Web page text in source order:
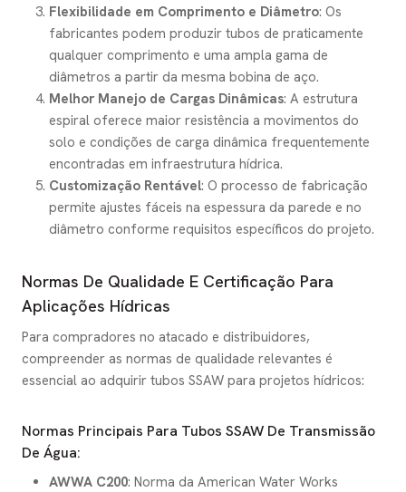
Flexibilidade em Comprimento e Diâmetro: Os
fabricantes podem produzir tubos de praticamente
qualquer comprimento e uma ampla gama de
diâmetros a partir da mesma bobina de aço.
Melhor Manejo de Cargas Dinâmicas: A estrutura
espiral oferece maior resistência a movimentos do
solo e condições de carga dinâmica frequentemente
encontradas em infraestrutura hídrica.
Customização Rentável: O processo de fabricação
permite ajustes fáceis na espessura da parede e no
diâmetro conforme requisitos específicos do projeto.
Normas De Qualidade E Certificação Para
Aplicações Hídricas
Para compradores no atacado e distribuidores,
compreender as normas de qualidade relevantes é
essencial ao adquirir tubos SSAW para projetos hídricos:
Normas Principais Para Tubos SSAW De Transmissão
De Água:
AWWA C200: Norma da American Water Works